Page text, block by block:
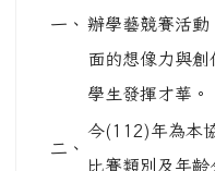
一、 辦學藝競賽活動
面的想像力與
學生發揮才華。
二、
今(112)年為本
比賽類別及年齡